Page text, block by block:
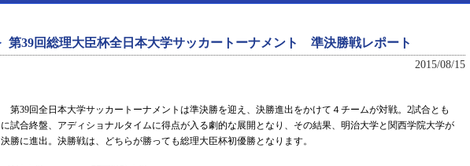
第39回総理大臣杯全日本大学サッカートーナメント 準決勝戦レポート
2015/08/15
第39回全日本大学サッカートーナメントは準決勝を迎え、決勝進出をかけて４チームが対戦。2試合とも
に試合終盤、アディショナルタイムに得点が入る劇的な展開となり、その結果、明治大学と関西学院大学が
決勝に進出。決勝戦は、どちらが勝っても総理大臣杯初優勝となります。